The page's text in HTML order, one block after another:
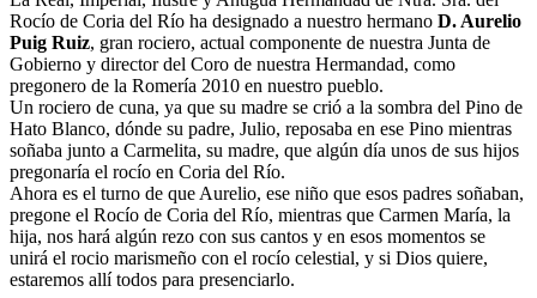
Rocío de Coria del Río ha designado a nuestro hermano D. Aurelio
Puig Ruiz, gran rociero, actual componente de nuestra Junta de
Gobierno y director del Coro de nuestra Hermandad, como
pregonero de la Romería 2010 en nuestro pueblo.
Un rociero de cuna, ya que su madre se crió a la sombra del Pino de
Hato Blanco, dónde su padre, Julio, reposaba en ese Pino mientras
soñaba junto a Carmelita, su madre, que algún día unos de sus hijos
pregonaría el rocío en Coria del Río.
Ahora es el turno de que Aurelio, ese niño que esos padres soñaban,
pregone el Rocío de Coria del Río, mientras que Carmen María, la
hija, nos hará algún rezo con sus cantos y en esos momentos se
unirá el rocio marismeño con el rocío celestial, y si Dios quiere,
estaremos allí todos para presenciarlo.